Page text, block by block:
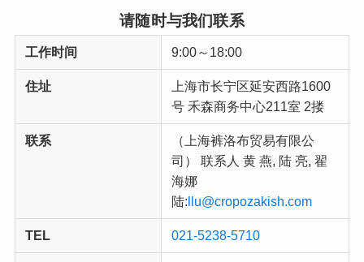
请随时与我们联系
工作时间 9:00～18:00
住址
上海市长宁区延安西路1600
号 禾森商务中心211室 2搂
联系
（上海裤洛布贸易有限公
司） 联系人 黄 燕, 陆 亮, 翟
海娜
陆:llu@cropozakish.com
TEL 021-5238-5710